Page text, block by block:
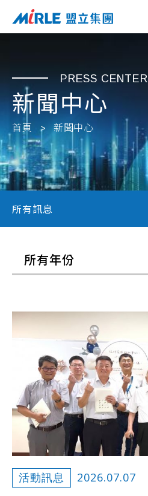
PRESS CENTER
新聞中心
首頁 新聞中心
所有訊息
所有年份
活動訊息 2026.07.07